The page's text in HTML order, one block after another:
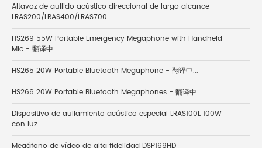
Altavoz de aullido acústico direccional de largo alcance
LRAS200/LRAS400/LRAS700
HS269 55W Portable Emergency Megaphone with Handheld
Mic - 翻译中...
HS265 20W Portable Bluetooth Megaphone - 翻译中...
HS266 20W Portable Bluetooth Megaphones - 翻译中...
Dispositivo de aullamiento acústico especial LRAS100L 100W
con luz
Megáfono de vídeo de alta fidelidad DSP169HD